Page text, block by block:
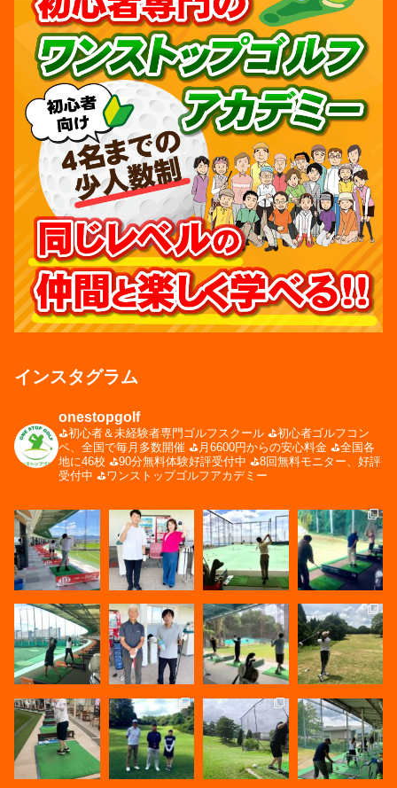
インスタグラム
onestopgolf
⛳️初心者＆未経験者専門ゴルフスクール ⛳️初心者ゴルフコン
ペ、全国で毎月多数開催 ⛳️月6600円からの安心料金 ⛳️全国各
地に46校 ⛳️90分無料体験好評受付中 ⛳️8回無料モニター、好評
受付中 ⛳️ワンストップゴルフアカデミー